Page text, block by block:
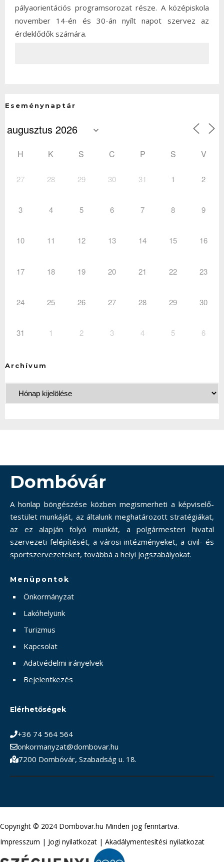
pályaorientációs programsorozat része. A középiskola
november 14-én és 30-án nyílt napot szervez az
érdeklődők számára.
Eseménynaptár
H K S C P S V
27 28 29 30 31 1 2
3 4 5 6 7 8 9
10 11 12 13 14 15 16
17 18 19 20 21 22 23
24 25 26 27 28 29 30
31 1 2 3 4 5 6
Archívum
Dombóvár
A honlap böngészése közben megismerheti a képviselő-
testület munkáját, az általunk meghatározott stratégiákat,
az ez alapján folyó munkát, a polgármesteri hivatal
szervezeti felépítését, a városi intézményeket, a civil- és
sportszervezeteket, továbbá a helyi jogszabályokat.
Menüpontok
Önkormányzat
Lakóhelyünk
Turizmus
Kapcsolat
Adatvédelmi irányelvek
Bejelentkezés
Elérhetőségek
+36 74 564 564
onkormanyzat@dombovar.hu
7200 Dombóvár, Szabadság u. 18.
Copyright © 2024 Dombovar.hu Minden jog fenntartva.
Impresszum | Jogi nyilatkozat | Akadálymentesítési nyilatkozat